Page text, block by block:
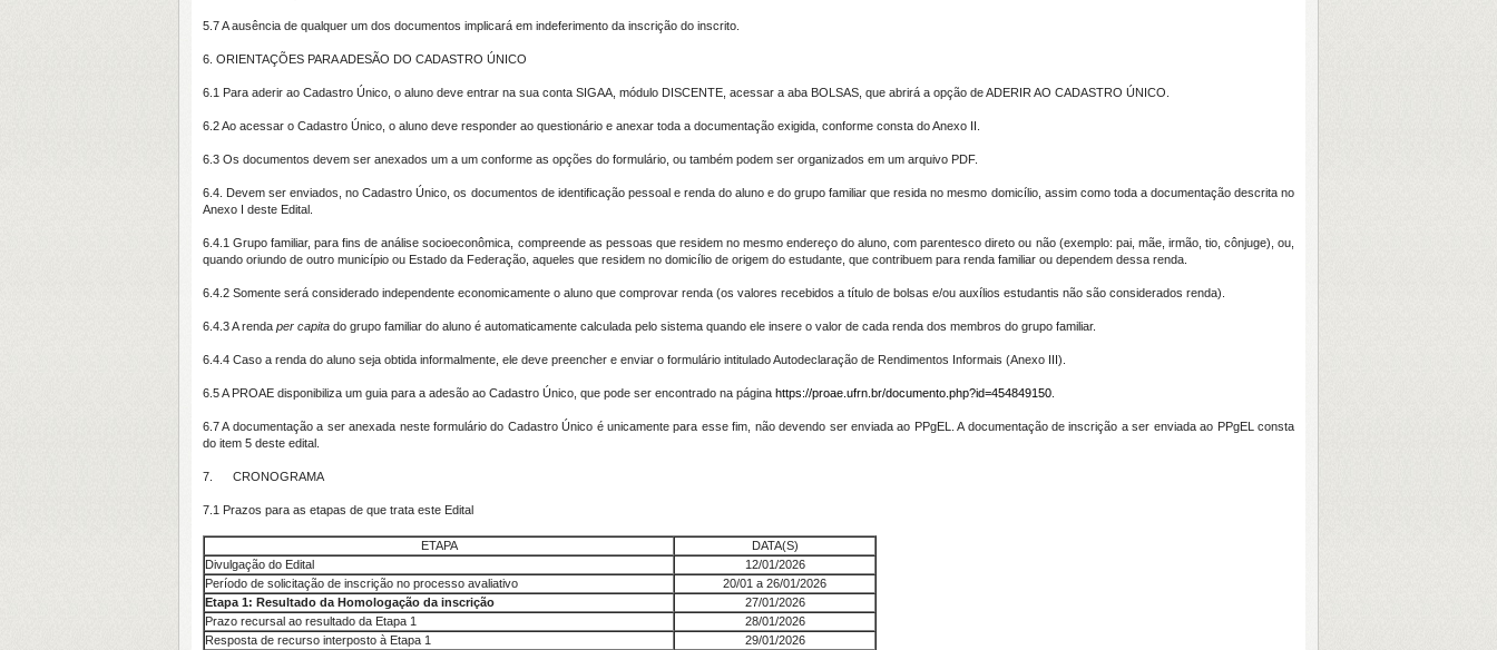
5.7 A ausência de qualquer um dos documentos implicará em indeferimento da inscrição do inscrito.
6. ORIENTAÇÕES PARA ADESÃO DO CADASTRO ÚNICO
6.1 Para aderir ao Cadastro Único, o aluno deve entrar na sua conta SIGAA, módulo DISCENTE, acessar a aba BOLSAS, que abrirá a opção de ADERIR AO CADASTRO ÚNICO.
6.2 Ao acessar o Cadastro Único, o aluno deve responder ao questionário e anexar toda a documentação exigida, conforme consta do Anexo II.
6.3 Os documentos devem ser anexados um a um conforme as opções do formulário, ou também podem ser organizados em um arquivo PDF.
6.4. Devem ser enviados, no Cadastro Único, os documentos de identificação pessoal e renda do aluno e do grupo familiar que resida no mesmo domicílio, assim como toda a documentação descrita no
Anexo I deste Edital.
6.4.1 Grupo familiar, para fins de análise socioeconômica, compreende as pessoas que residem no mesmo endereço do aluno, com parentesco direto ou não (exemplo: pai, mãe, irmão, tio, cônjuge), ou,
quando oriundo de outro município ou Estado da Federação, aqueles que residem no domicílio de origem do estudante, que contribuem para renda familiar ou dependem dessa renda.
6.4.2 Somente será considerado independente economicamente o aluno que comprovar renda (os valores recebidos a título de bolsas e/ou auxílios estudantis não são considerados renda).
6.4.3 A renda per capita do grupo familiar do aluno é automaticamente calculada pelo sistema quando ele insere o valor de cada renda dos membros do grupo familiar.
6.4.4 Caso a renda do aluno seja obtida informalmente, ele deve preencher e enviar o formulário intitulado Autodeclaração de Rendimentos Informais (Anexo III).
6.5 A PROAE disponibiliza um guia para a adesão ao Cadastro Único, que pode ser encontrado na página https://proae.ufrn.br/documento.php?id=454849150
6.7 A documentação a ser anexada neste formulário do Cadastro Único é unicamente para esse fim, não devendo ser enviada ao PPgEL. A documentação de inscrição a ser enviada ao PPgEL consta
do item 5 deste edital.
7. CRONOGRAMA
7.1 Prazos para as etapas de que trata este Edital
ETAPA
DATA(S)
Divulgação do Edital
12/01/2026
Período de solicitação de inscrição no processo avaliativo
20/01 a 26/01/2026
Etapa 1: Resultado da Homologação da inscrição
27/01/2026
Prazo recursal ao resultado da Etapa 1
28/01/2026
Resposta de recurso interposto à Etapa 1
29/01/2026